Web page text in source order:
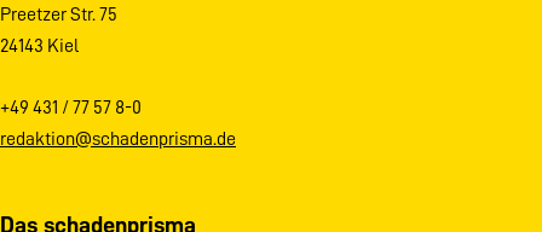
Preetzer Str. 75
24143 Kiel
+49 431 / 77 57 8-0
redaktion@schadenprisma.de
Das schadenprisma